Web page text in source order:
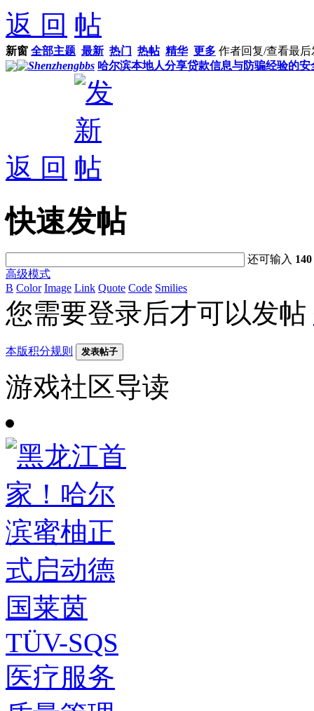
返 回
新窗 全部主题 最新 热门 热帖 精华 更多 作者回复/查看最后
哈尔滨本地人分享贷款信息与防骗经验的安
返 回
快速发帖
还可输入 140
高级模式
B Color Image Link Quote Code Smilies
您需要登录后才可以发帖
本版积分规则 发表帖子
游戏社区导读